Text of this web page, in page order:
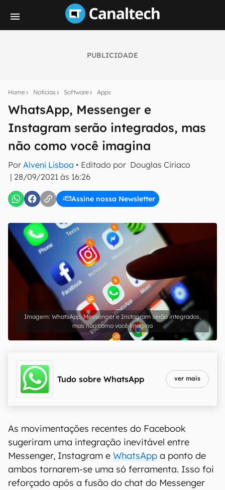
PUBLICIDADE
Home Notícias Software Apps
WhatsApp, Messenger e
Instagram serão integrados, mas
não como você imagina
Por Alveni Lisboa • Editado por Douglas Ciriaco
| 28/09/2021 às 16:26
Assine nossa Newsletter
notícias e reviews sobre tecnologia em primeira
mão.
E-mail
inscreva-se
Confirmo que li, aceito e concordo com os Termos de
Uso e Política de Privacidade do Canaltech.
WhatsApp, Messenger e Instagram serão integrados,
mas não como você imagina
Tudo sobre WhatsApp ver mais
As movimentações recentes do Facebook
sugeriram uma integração inevitável entre
Messenger, Instagram e WhatsApp a ponto de
ambos tornarem-se uma só ferramenta. Isso foi
reforçado após a fusão do chat do Messenger